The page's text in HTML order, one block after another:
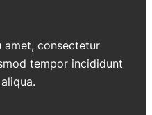
amet, consectetur
tempor incididunt